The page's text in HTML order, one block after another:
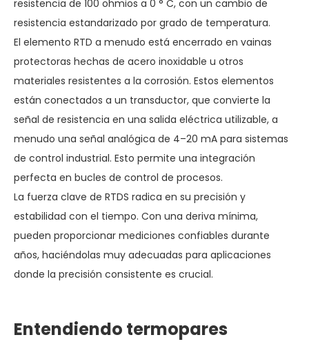
resistencia de 100 ohmios a 0 ° C, con un cambio de
resistencia estandarizado por grado de temperatura.
El elemento RTD a menudo está encerrado en vainas
protectoras hechas de acero inoxidable u otros
materiales resistentes a la corrosión. Estos elementos
están conectados a un transductor, que convierte la
señal de resistencia en una salida eléctrica utilizable, a
menudo una señal analógica de 4–20 mA para sistemas
de control industrial. Esto permite una integración
perfecta en bucles de control de procesos.
La fuerza clave de RTDS radica en su precisión y
estabilidad con el tiempo. Con una deriva mínima,
pueden proporcionar mediciones confiables durante
años, haciéndolas muy adecuadas para aplicaciones
donde la precisión consistente es crucial.
Entendiendo termopares